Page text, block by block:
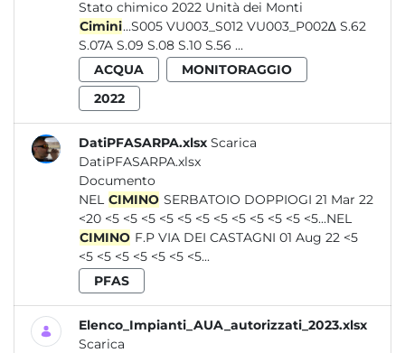
Stato chimico 2022 Unità dei Monti
Cimini...S005 VU003_S012 VU003_P002∆ S.62
S.07A S.09 S.08 S.10 S.56 ...
ACQUA
MONITORAGGIO
2022
DatiPFASARPA.xlsx Scarica
DatiPFASARPA.xlsx
Documento
NEL CIMINO SERBATOIO DOPPIOGI 21 Mar 22
<20 <5 <5 <5 <5 <5 <5 <5 <5 <5 <5 <5 <5...NEL
CIMINO F.P VIA DEI CASTAGNI 01 Aug 22 <5
<5 <5 <5 <5 <5 <5 <5...
PFAS
Elenco_Impianti_AUA_autorizzati_2023.xlsx
Scarica